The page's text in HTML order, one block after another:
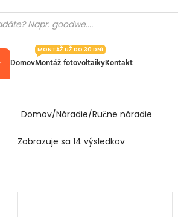
DomovMontáž fotovoltaiky
MONTÁŽ UŽ DO 30 DNÍ
Kontakt
Domov Náradie Ručne náradie
Zobrazuje sa 14 výsledkov